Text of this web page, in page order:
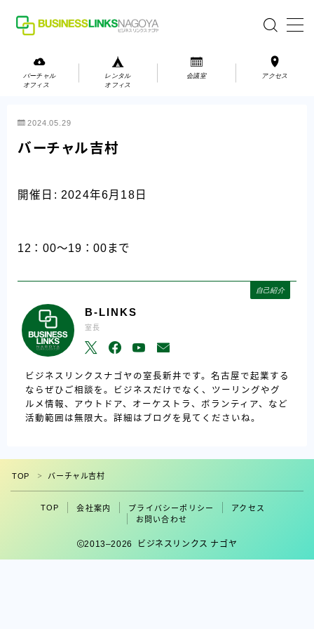
会社案内
フォロー
バーチャル
オフィス
レンタル
オフィス
会議室 アクセス
2024.05.29
バーチャル吉村
開催日: 2024年6月18日
12：00～19：00まで
自己紹介
B-LINKS
室長
ビジネスリンクスナゴヤの室長新井です。名古屋で起業する
ならぜひご相談を。ビジネスだけでなく、ツーリングやグ
ルメ情報、アウトドア、オーケストラ、ボランティア、など
活動範囲は無限大。詳細はブログを見てくださいね。
TOP ＞ バーチャル吉村
TOP 会社案内 プライバシーポリシー
アクセス
お問い合わせ
2013–2026 ビジネスリンクス ナゴヤ